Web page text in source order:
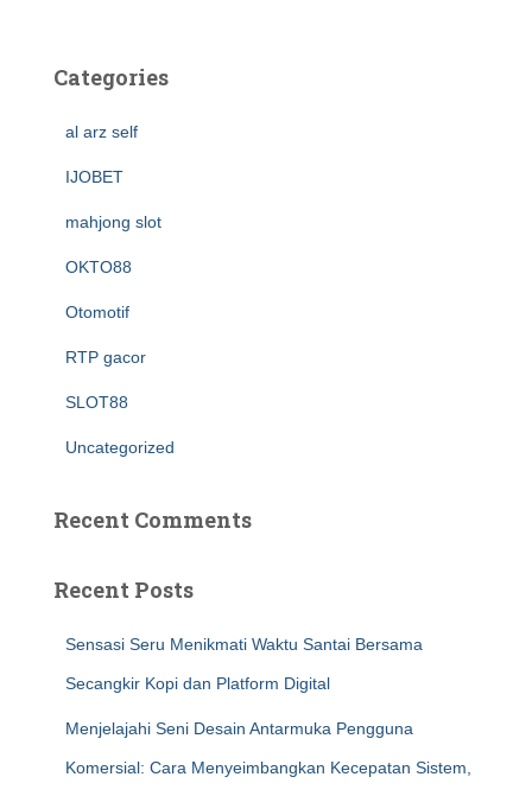
Categories
al arz self
IJOBET
mahjong slot
OKTO88
Otomotif
RTP gacor
SLOT88
Uncategorized
Recent Comments
Recent Posts
Sensasi Seru Menikmati Waktu Santai Bersama
Secangkir Kopi dan Platform Digital
Menjelajahi Seni Desain Antarmuka Pengguna
Komersial: Cara Menyeimbangkan Kecepatan Sistem,